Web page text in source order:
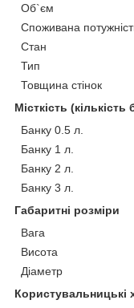
Об`єм
Споживана
Стан
Тип
Товщина стінок
Місткість (кількість
Банку 0.5 л.
Банку 1 л.
Банку 2 л.
Банку 3 л.
Габаритні розміри
Вага
Висота
Діаметр
Користувальницькі